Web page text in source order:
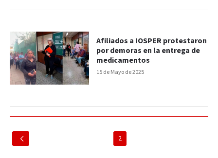
15 de Mayo de 2025
Afiliados a IOSPER protestaron
por demoras en la entrega de
medicamentos
2